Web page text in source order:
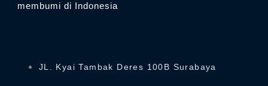
membumi di Indonesia
JL. Kyai Tambak Deres 100B Surabaya